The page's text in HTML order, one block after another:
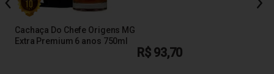
Cachaça Do Chefe Origens MG
Extra Premium 6 anos 750ml
R$ 93,70